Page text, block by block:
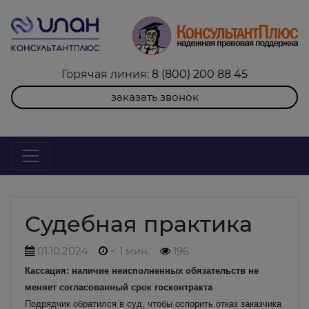
Горячая линия: 8 (800) 200 88 45
заказать звонок
Судебная практика
01.10.2024 < 1 мин. 196
Кассация: наличие неисполненных обязательств не
меняет согласованный срок госконтракта
Подрядчик обратился в суд, чтобы оспорить отказ заказчика